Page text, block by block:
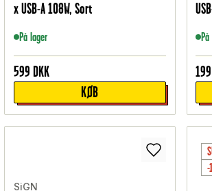
x USB-A 108W, Sort
På lager
599 DKK
KØB
199
SiGN
-